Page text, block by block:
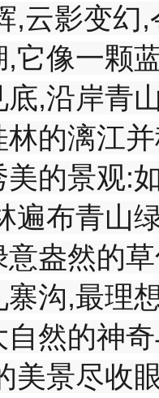
,云影变幻
它像一颗
,沿岸青
的漓江
的景观:
遍布青山
盎然的
寨沟,最理
然的神
美景尽收